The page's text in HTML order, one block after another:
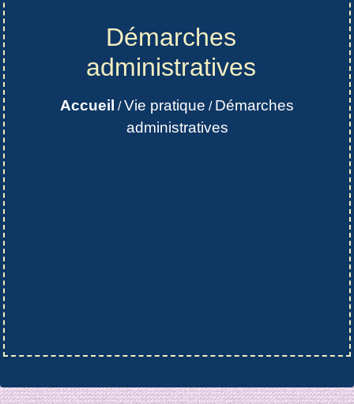
Démarches
administratives
Accueil /Vie pratique / Démarches
administratives